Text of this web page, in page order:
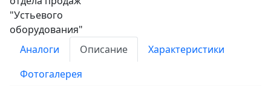
Аналоги Описание
Характеристики
Фотогалерея